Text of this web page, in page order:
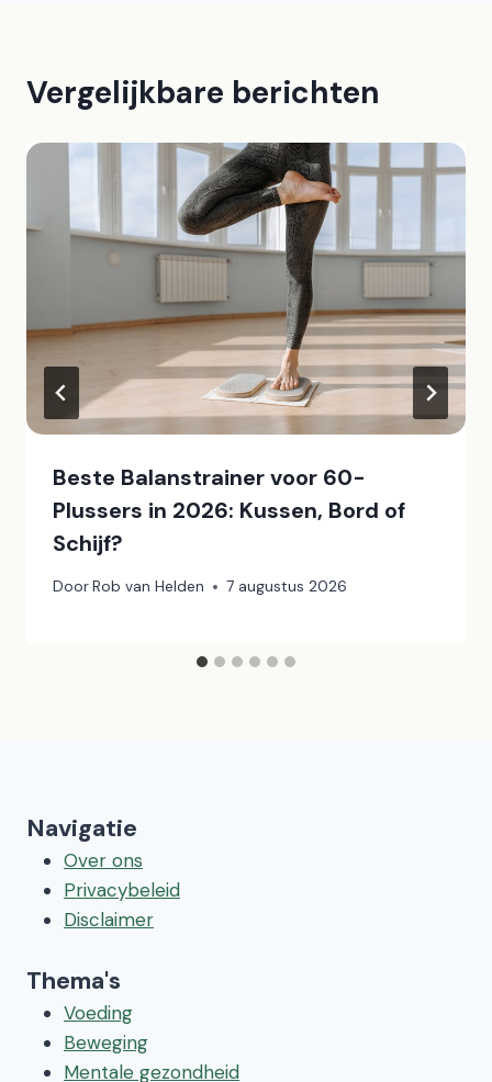
Vergelijkbare berichten
Beste Balanstrainer voor 60-
Plussers in 2026: Kussen, Bord of
Schijf?
DoorRob van Helden 7 augustus 2026
Navigatie
Over ons
Privacybeleid
Disclaimer
Thema's
Voeding
Beweging
Mentale gezondheid